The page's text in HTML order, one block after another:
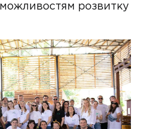
розвитку